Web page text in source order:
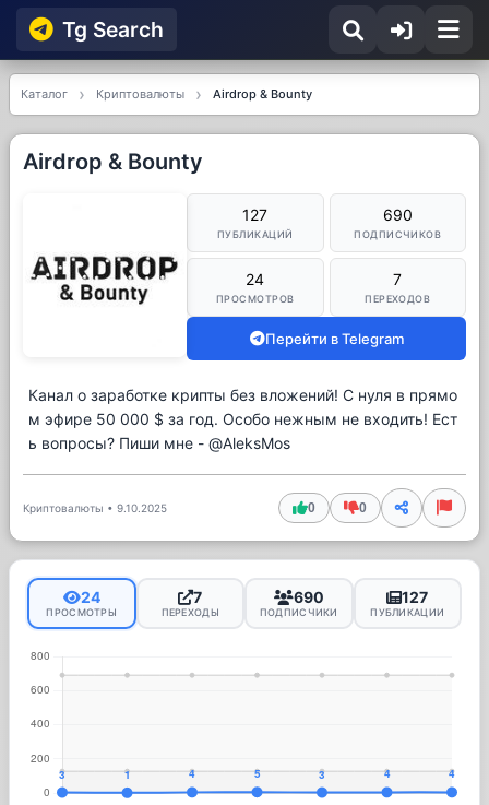
Tg Searсh
Каталог Криптовалюты Airdrop & Bounty
Airdrop & Bounty
127
ПУБЛИКАЦИЙ
690
ПОДПИСЧИКОВ
24
ПРОСМОТРОВ
7
ПЕРЕХОДОВ
Перейти в Telegram
Канал о заработке крипты без вложений! С нуля в прямо
м эфире 50 000 $ за год. Особо нежным не входить! Ест
ь вопросы? Пиши мне - @AleksMos
Криптовалюты • 9.10.2025 0 0
24
ПРОСМОТРЫ
7
ПЕРЕХОДЫ
690
ПОДПИСЧИКИ
127
ПУБЛИКАЦИИ